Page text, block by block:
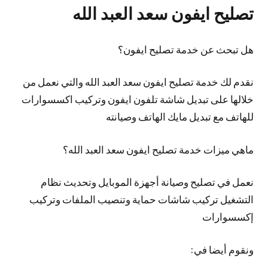
تصليح ايفون سعد العبد الله
هل تبحث عن خدمة تصليح ايفون؟
نقدم لك خدمة تصليح ايفون سعد العبد الله والتي نعمل من
خلالها على تبديل شاشة تلفون ايفون وتركيب اكسسوارات
للهاتف مع تبديل مايك الهاتف وصيانته
ماهي ميزات خدمة تصليح ايفون سعد العبد الله؟
نعمل في تصليح وصيانة أجهزة الموبايل وتحديث نظام
التشغيل تركيب شاشات حماية وتنصيب الملفات وتركيب
إكسسوارات
ونقوم أيضا في: